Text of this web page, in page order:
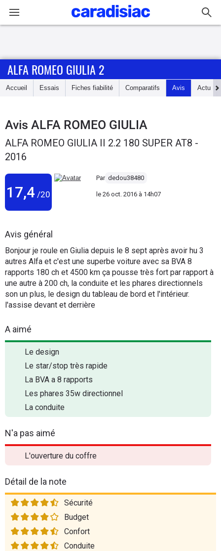
Accueil
Essais
Guide
d'achat
Utilitaires
Flottes
Services
Forum
Marques
ALFA ROMEO GIULIA 2
Accueil Essais Fiches fiabilité Comparatifs Avis Actu
Avis ALFA ROMEO GIULIA
ALFA ROMEO GIULIA II 2.2 180 SUPER AT8 -
2016
17,4 /20
Par dedou38480
le 26 oct. 2016 à 14h07
Avis général
Bonjour je roule en Giulia depuis le 8 sept après avoir hu 3
autres Alfa et c'est une superbe voiture avec sa BVA 8
rapports 180 ch et 4500 km ça pousse très fort par rapport à
une autre à 200 ch, la conduite et les phares directionnels
son un plus, le design du tableau de bord et l'intérieur.
l'assise devant et derrière
A aimé
Le design
Le star/stop très rapide
La BVA a 8 rapports
Les phares 35w directionnel
La conduite
N'a pas aimé
L'ouverture du coffre
Détail de la note
Sécurité
Budget
Confort
Conduite